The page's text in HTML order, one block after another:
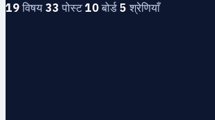
19विषय 33 पोस्ट 10बोर्ड 5 श्रेणियाँ